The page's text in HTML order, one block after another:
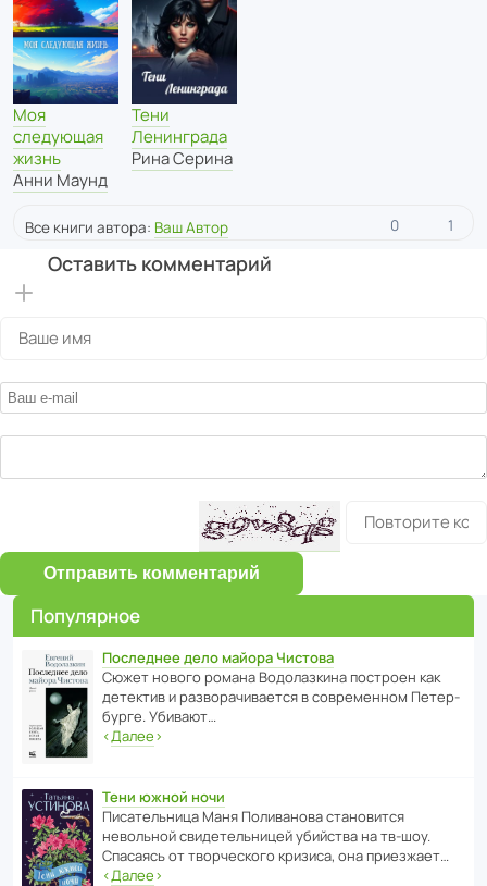
Моя
следующая
жизнь
Анни Маунд
Тени
Ленинграда
Рина Серина
Все книги автора: Ваш Автор 0 1
Оставить комментарий
Отправить комментарий
Популярное
Последнее дело майора Чистова
Сюжет нового романа Водо­ла­з­кина пост­роен как
дете­ктив и разво­ра­чи­ва­ется в совре­менном Пете­р­
бурге. Убивают…
‹Далее›
Тени южной ночи
Писа­тель­ница Маня Поли­ва­нова стано­вится
невольной свиде­тель­ницей убийства на тв-шоу.
Спасаясь от твор­че­с­кого кризиса, она приезжает…
‹Далее›